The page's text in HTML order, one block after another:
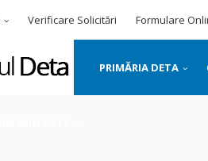
Verificare Solicitări Formulare
PRIMĂRIA DETA